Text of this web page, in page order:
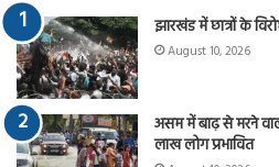
झारखंड में छात्रों के
August 10, 2026
असम में बाढ़ से मरने
लाख लोग प्रभावित